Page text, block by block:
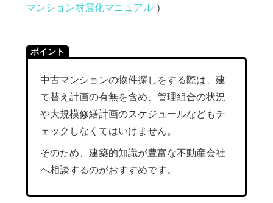
マンション耐震化マニュアル ）
ポイント
中古マンションの物件探しをする際は、建
て替え計画の有無を含め、管理組合の状況
や大規模修繕計画のスケジュールなどもチ
ェックしなくてはいけません。
そのため、建築的知識が豊富な不動産会社
へ相談するのがおすすめです。